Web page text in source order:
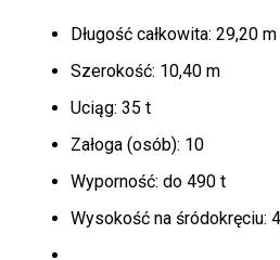
Długość całkowita: 29,20 m
Szerokość: 10,40 m
Uciąg: 35 t
Załoga (osób): 10
Wyporność: do 490 t
Wysokość na śródokręciu: